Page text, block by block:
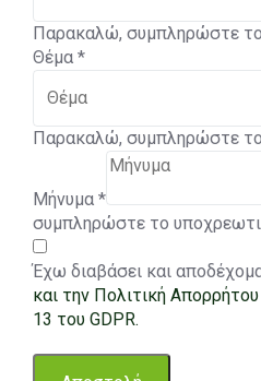
Παρακαλώ, συμπληρώστε
Θέμα *
Παρακαλώ, συμπληρώστε
Μήνυμα *
συμπληρώστε το
Έχω διαβάσει και
και την Πολιτική Απορρήτου
13 του GDPR.